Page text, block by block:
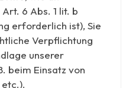
6 Abs. 1 lit. b
erforderlich ist), Sie
Verpflichtung
unserer
beim Einsatz von